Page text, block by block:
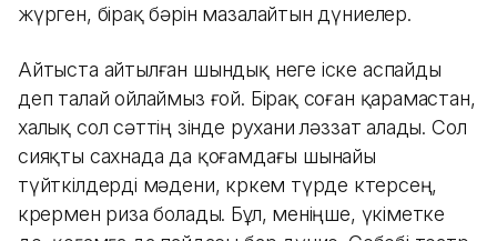
жүрген, бірақ бәрін мазалайтын дүниелер.
Айтыста айтылған шындық неге іске аспайды
деп талай ойлаймыз ғой. Бірақ соған қарамастан,
халық сол сәттің өзінде рухани ләззат алады. Сол
сияқты сахнада да қоғамдағы шынайы
түйткілдерді мәдени, көркем түрде көтерсең,
көрермен риза болады. Бұл, меніңше, үкіметке